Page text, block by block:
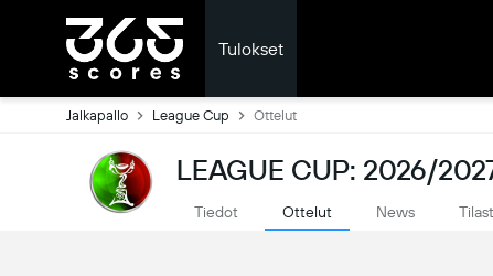
Tulokset
Jalkapallo League Cup Ottelut
LEAGUE CUP: 2026/
Tiedot Ottelut News